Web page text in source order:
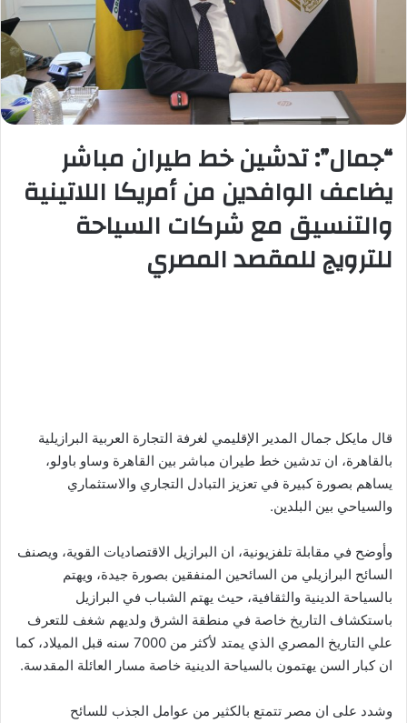
“جمال”: تدشين خط طيران مباشر
يضاعف الوافدين من أمريكا اللاتينية
والتنسيق مع شركات السياحة
للترويج للمقصد المصري
قال مايكل جمال المدير الإقليمي لغرفة التجارة العربية البرازيلية
بالقاهرة، ان تدشين خط طيران مباشر بين القاهرة وساو باولو،
يساهم بصورة كبيرة في تعزيز التبادل التجاري والاستثماري
والسياحي بين البلدين.
وأوضح في مقابلة تلفزيونية، ان البرازيل الاقتصاديات القوية، ويصنف
السائح البرازيلي من السائحين المنفقين بصورة جيدة، ويهتم
بالسياحة الدينية والثقافية، حيث يهتم الشباب في البرازيل
باستكشاف التاريخ خاصة في منطقة الشرق ولديهم شغف للتعرف
علي التاريخ المصري الذي يمتد لأكثر من 7000 سنه قبل الميلاد، كما
ان كبار السن يهتمون بالسياحة الدينية خاصة مسار العائلة المقدسة.
وشدد على ان مصر تتمتع بالكثير من عوامل الجذب للسائح